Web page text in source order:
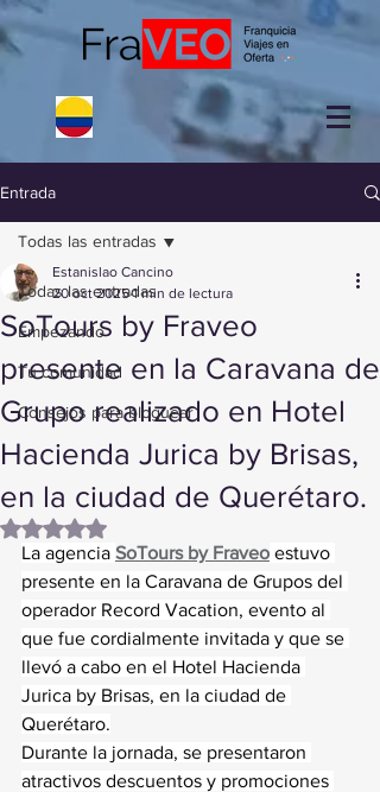
Entrada
Todas las entradas
Empezando
Tu comunidad
Consejos para bloguear
Todas las entradas
SoTours by Fraveo
presente en la Caravana de
Grupo realizado en Hotel
Hacienda Jurica by Brisas,
en la ciudad de Querétaro.
Estanislao Cancino
20 oct 2025 1 min de lectura
Obtuvo NaN de 5 estrellas.
La agencia SoTours by Fraveo estuvo
presente en la Caravana de Grupos del
operador Record Vacation, evento al
que fue cordialmente invitada y que se
llevó a cabo en el Hotel Hacienda
Jurica by Brisas, en la ciudad de
Querétaro.
Durante la jornada, se presentaron
atractivos descuentos y promociones